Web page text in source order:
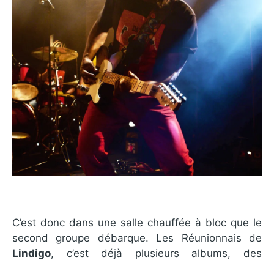
C’est donc dans une salle chauffée à bloc que le
second groupe débarque. Les Réunionnais de
Lindigo, c’est déjà plusieurs albums, des